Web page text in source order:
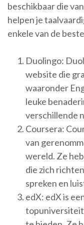
beschikbaar die
helpen je
enkele van de
Duolingo:
website die
waaronder
leuke
verschillende
Coursera:
van
wereld. Ze
die zich
spreken en
edX: edX is